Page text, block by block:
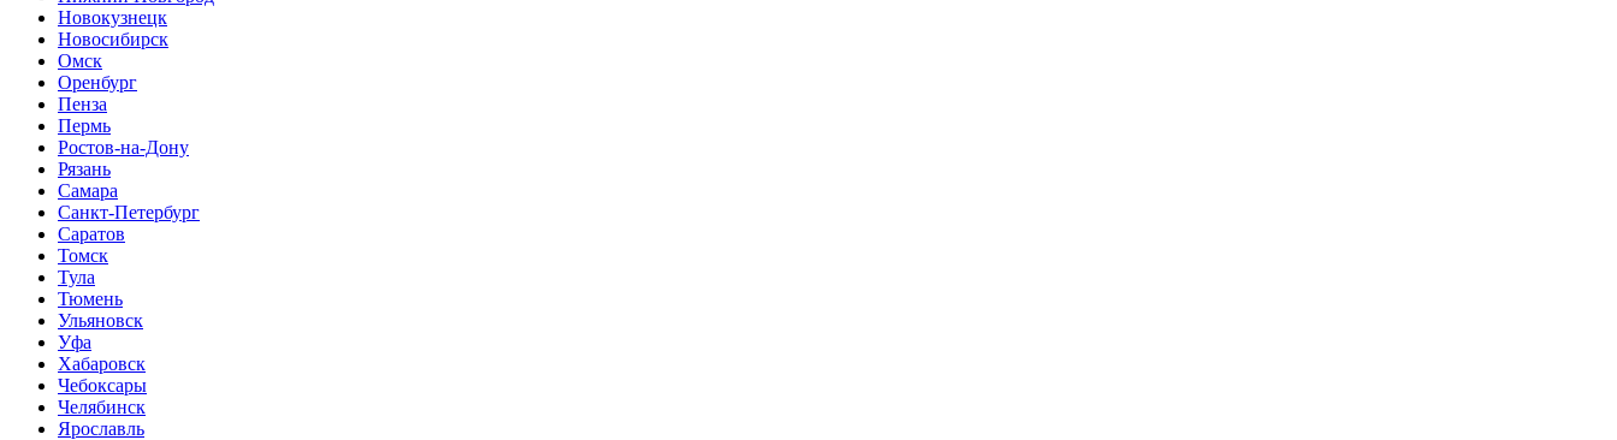
Новокузнецк
Новосибирск
Омск
Оренбург
Пенза
Пермь
Ростов-на-Дону
Рязань
Самара
Санкт-Петербург
Саратов
Томск
Тула
Тюмень
Ульяновск
Уфа
Хабаровск
Чебоксары
Челябинск
Ярославль